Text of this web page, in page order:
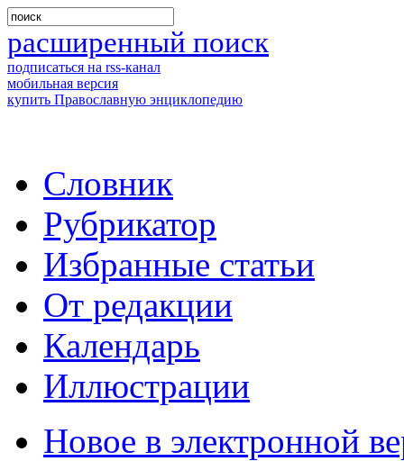
расширенный поиск
подписаться на rss-канал
мобильная версия
купить Православную энциклопедию
Словник
Рубрикатор
Избранные статьи
От редакции
Календарь
Иллюстрации
Новое в электронной